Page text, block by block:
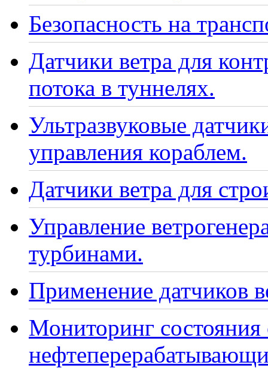
Безопасность на
Датчики ветра для
потока в туннелях.
Ультразвуковые
управления кораблем.
Датчики ветра для
Управление
турбинами.
Применение датчиков
Мониторинг